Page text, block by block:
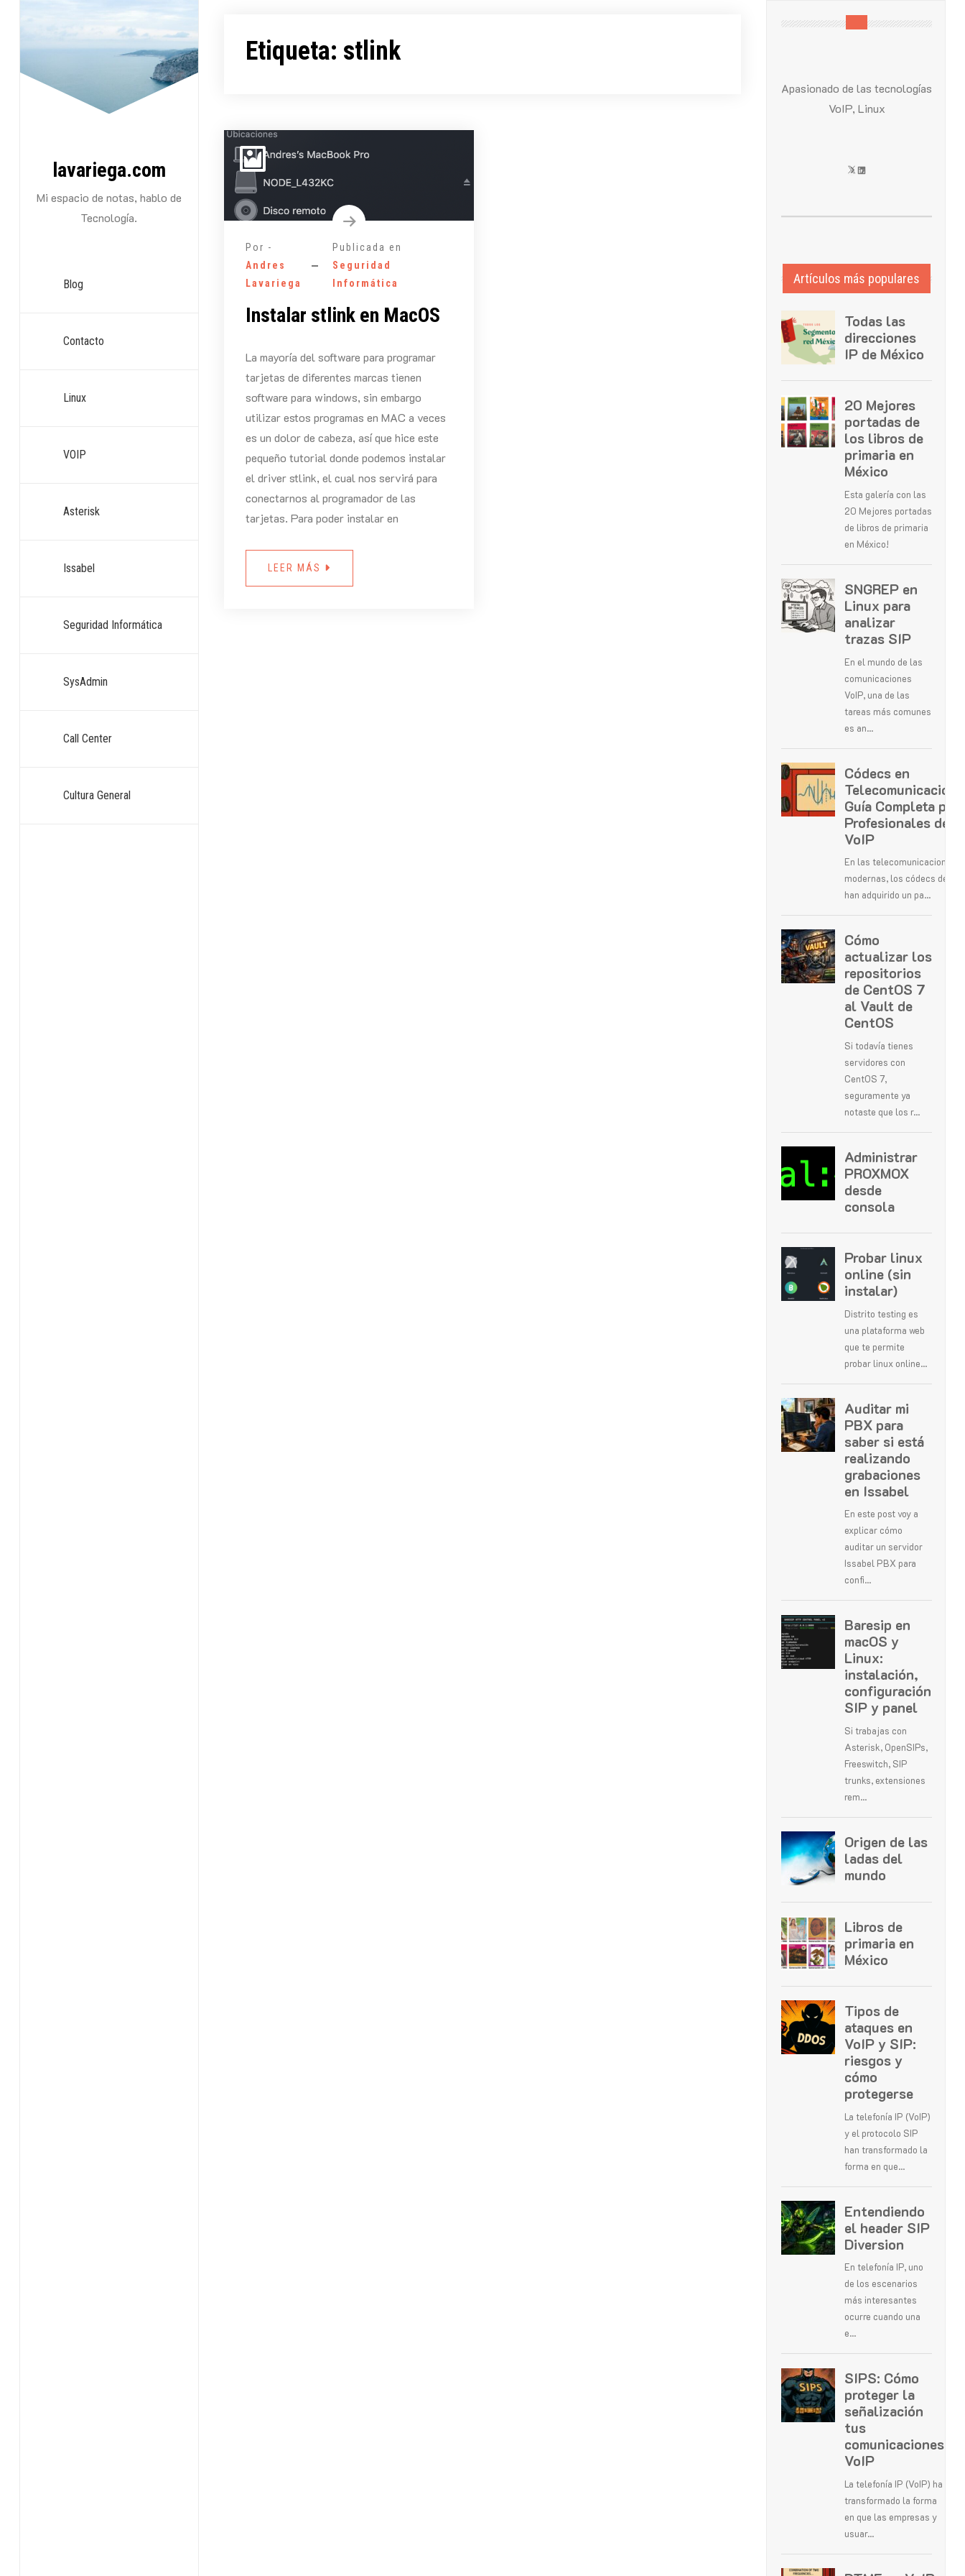
contenido
lavariega.com
Mi espacio de notas, hablo de
Tecnología.
Blog
Contacto
Linux
VOIP
Asterisk
Issabel
Seguridad Informática
SysAdmin
Call Center
Cultura General
Etiqueta: stlink
Por -
Andres
Lavariega
Publicada en
Seguridad
Informática
Instalar stlink en MacOS
La mayoría del software para programar
tarjetas de diferentes marcas tienen
software para windows, sin embargo
utilizar estos programas en MAC a veces
es un dolor de cabeza, así que hice este
pequeño tutorial donde podemos instalar
el driver stlink, el cual nos servirá para
conectarnos al programador de las
tarjetas. Para poder instalar en
LEER MÁS
Apasionado de las tecnologías
VoIP, Linux
X
Artículos más populares